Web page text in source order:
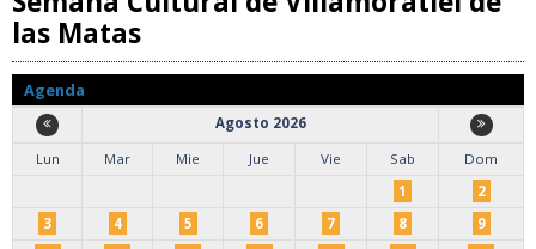
las Matas
Agenda
Agosto 2026
Lun
Mar Mie Jue Vie Sab
Dom
1
2
3
4 5 6 7 8
9